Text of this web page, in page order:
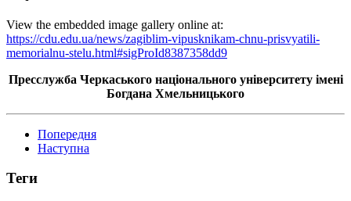
View the embedded image gallery online at:
https://cdu.edu.ua/news/zagiblim-vipusknikam-chnu-prisvyatili-
memorialnu-stelu.html#sigProId8387358dd9
Пресслужба Черкаського національного університету імені
Богдана Хмельницького
Попередня
Наступна
Теги